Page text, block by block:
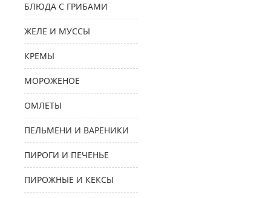
БЛЮДА С ГРИБАМИ
ЖЕЛЕ И МУССЫ
КРЕМЫ
МОРОЖЕНОЕ
ОМЛЕТЫ
ПЕЛЬМЕНИ И ВАРЕНИКИ
ПИРОГИ И ПЕЧЕНЬЕ
ПИРОЖНЫЕ И КЕКСЫ